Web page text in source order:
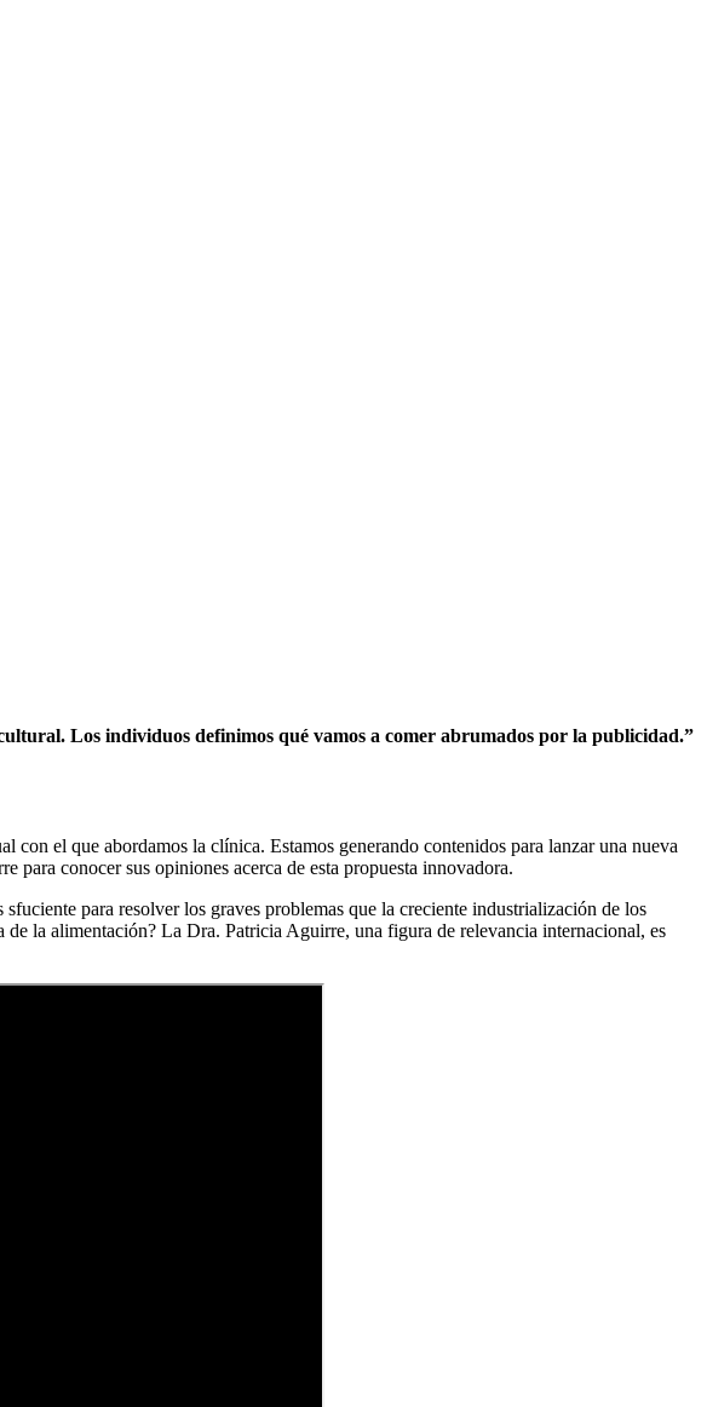
Los individuos definimos qué vamos a comer abrumados por la publicidad.”
el que abordamos la clínica. Estamos generando contenidos para lanzar una nueva
para conocer sus opiniones acerca de esta propuesta innovadora.
para resolver los graves problemas que la creciente industrialización de los
la alimentación? La Dra. Patricia Aguirre, una figura de relevancia internacional, es